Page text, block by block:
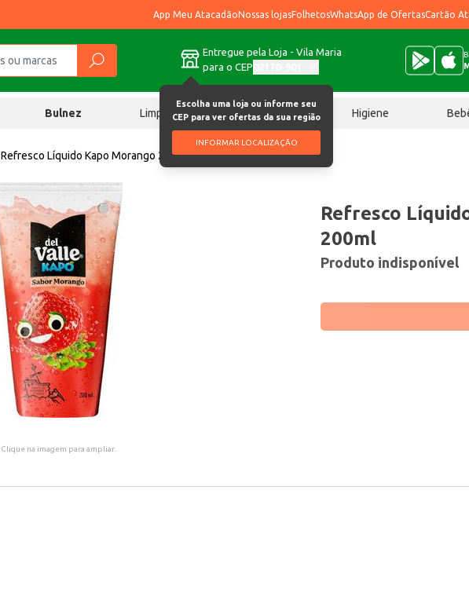
App Meu AtacadãoNossas lojasFolhetosWhatsApp de OfertasCartão
Entregue pela Loja - Vila Maria
para o CEP
Escolha uma loja ou informe seu
CEP para ver ofertas da sua região
INFORMAR LOCALIZAÇÃO
Bulnez Limpeza Chocolates Higiene
Refresco Líquido Kapo Morango 200ml
Clique na imagem para ampliar.
Refresco
200ml
Produto indisponível